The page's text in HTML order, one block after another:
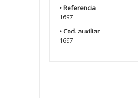
• Referencia
1697
• Cod. auxiliar
1697